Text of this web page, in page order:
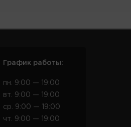
График работы:
пн. 9:00 — 19:00
вт. 9:00 — 19:00
ср. 9:00 — 19:00
чт. 9:00 — 19:00